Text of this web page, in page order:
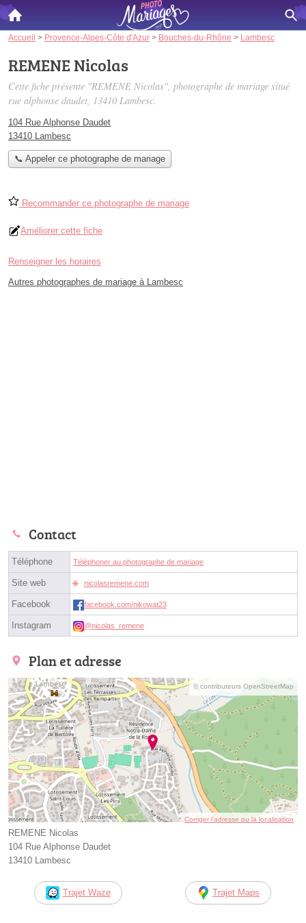
Accueil > Provence-Alpes-Côte d'Azur > Bouches-du-Rhône > Lambesc
REMENE Nicolas
Cette fiche présente "REMENE Nicolas", photographe de mariage situé
rue alphonse daudet, 13410 Lambesc.
104 Rue Alphonse Daudet
13410 Lambesc
📞 Appeler ce photographe de mariage
Recommander ce photographe de mariage
Améliorer cette fiche
Renseigner les horaires
Autres photographes de mariage à Lambesc
Contact
Téléphone Téléphoner au photographe de mariage
Site web nicolasremene.com
Facebook facebook.com/nikowat23
Instagram @nicolas_remene
Plan et adresse
© contributeurs OpenStreetMap
Corriger l’adresse ou la localisation
REMENE Nicolas
104 Rue Alphonse Daudet
13410 Lambesc
Trajet Waze Trajet Maps